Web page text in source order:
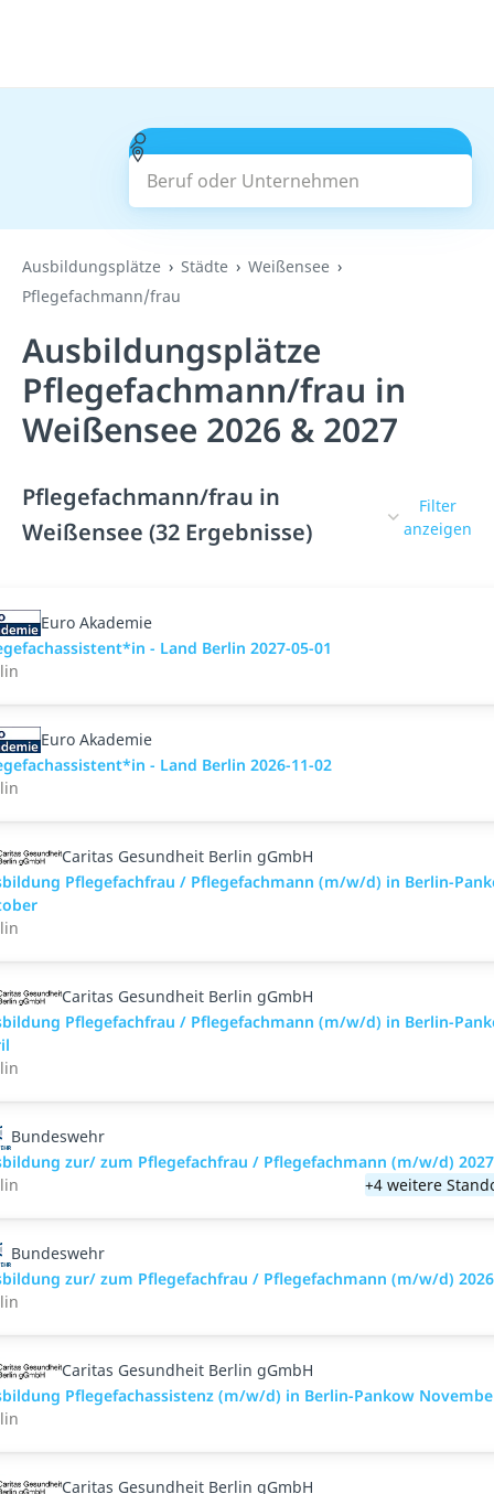
Beruf oder Unternehmen
Suchen
Ausbildungsplätze Städte
Weißensee
Pflegefachmann/frau
Ausbildungsplätze
Pflegefachmann/frau in
Weißensee 2026 & 2027
Pflegefachmann/frau in
Weißensee (32 Ergebnisse)
Filter
anzeigen
Euro Akademie
- Land Berlin 2027-05-01
Euro Akademie
- Land Berlin 2026-11-02
Caritas Gesundheit Berlin gGmbH
Pflegefachfrau / Pflegefachmann (m/w/d) in Berlin-
Caritas Gesundheit Berlin gGmbH
Pflegefachfrau / Pflegefachmann (m/w/d) in Berlin-
Bundeswehr
zur/ zum Pflegefachfrau / Pflegefachmann (m/w/d) 2027
+4 weitere
Bundeswehr
zur/ zum Pflegefachfrau / Pflegefachmann (m/w/d) 2026
Caritas Gesundheit Berlin gGmbH
Pflegefachassistenz (m/w/d) in Berlin-Pankow
Caritas Gesundheit Berlin gGmbH